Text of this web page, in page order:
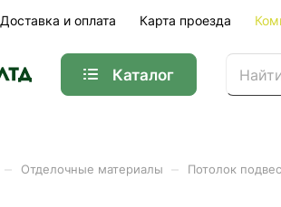
Доставка и оплата Карта проезда
Каталог
Отделочные материалы Потолок